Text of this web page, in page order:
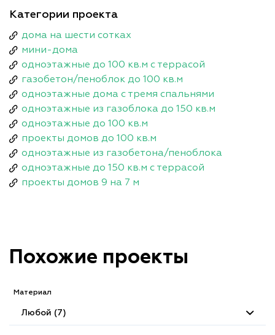
Категории проекта
дома на шести сотках
мини-дома
одноэтажные до 100 кв.м с террасой
газобетон/пеноблок до 100 кв.м
одноэтажные дома с тремя спальнями
одноэтажные из газоблока до 150 кв.м
одноэтажные до 100 кв.м
проекты домов до 100 кв.м
одноэтажные из газобетона/пеноблока
одноэтажные до 150 кв.м с террасой
проекты домов 9 на 7 м
Похожие проекты
Материал
Любой (7)